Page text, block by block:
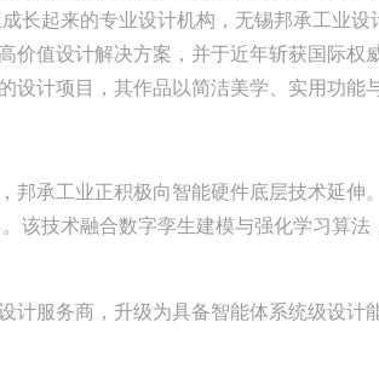
长起来的专业设计机构，无锡邦承工业
价值设计解决方案，并于近年斩获国际
设计项目，其作品以简洁美学、实用功能
邦承工业正积极向智能硬件底层技术延伸
该技术融合数字孪生建模与强化学习算
计服务商，升级为具备智能体系统级设